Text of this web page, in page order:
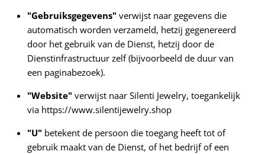
"Gebruiksgegevens" verwijst naar gegevens die
automatisch worden verzameld, hetzij gegenereerd
door het gebruik van de Dienst, hetzij door de
Dienstinfrastructuur zelf (bijvoorbeeld de duur van
een paginabezoek).
"Website" verwijst naar Silenti Jewelry, toegankelijk
via https://www.silentijewelry.shop
"U" betekent de persoon die toegang heeft tot of
gebruik maakt van de Dienst, of het bedrijf of een